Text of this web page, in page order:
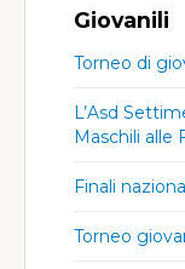
Giovanili
Torneo di
L’Asd
Maschili alle
Finali
Torneo